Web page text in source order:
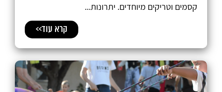
קסמים וטריקים מיוחדים. יתרונות...
קרא עוד>>